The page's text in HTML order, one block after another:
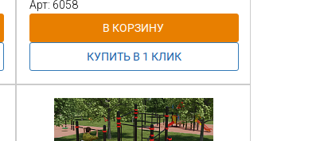
Арт: 6058